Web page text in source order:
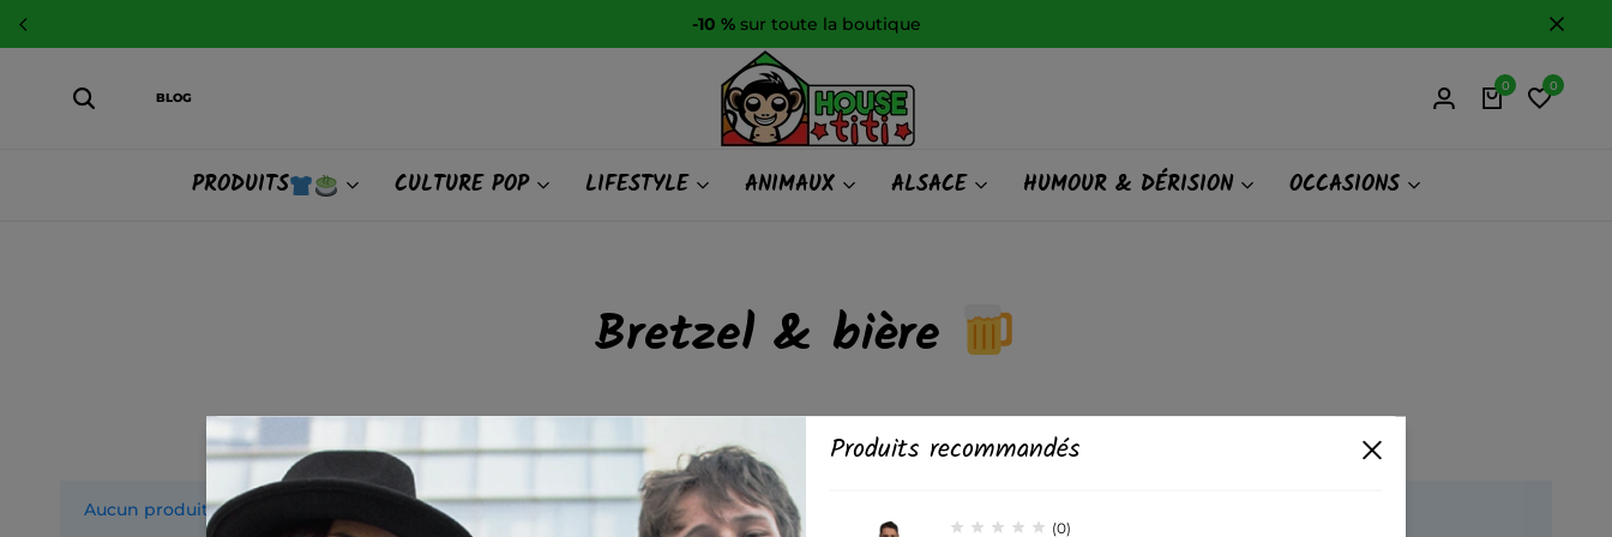
-10 %sur toute la boutique
BLOG
0 0
PRODUITS CULTURE POP LIFESTYLE ANIMAUX ALSACE HUMOUR & DÉRISION OCCASIONS
Bretzel & bière
Aucun produit ne correspond à votre sélection.
Produits recommandés
(0)